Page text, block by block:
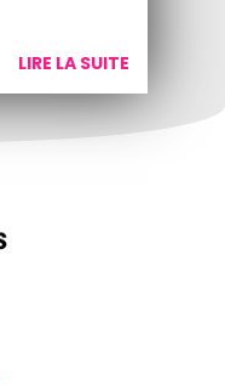
LIRE LA SUITE